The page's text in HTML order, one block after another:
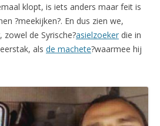
klopt, is iets anders maar feit is
?meekijken?. En dus zien we,
de Syrische?asielzoeker die in
als de machete?waarmee hij